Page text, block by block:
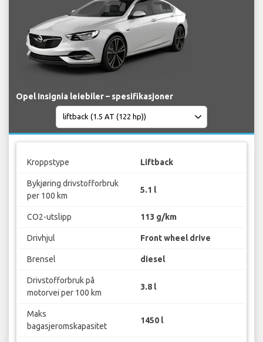
Opel Insignia leiebiler – spesifikasjoner
Kroppstype Liftback
Bykjøring drivstofforbruk
per 100 km
5.1 l
CO2-utslipp 113 g/km
Drivhjul Front wheel drive
Brensel diesel
Drivstofforbruk på
motorvei per 100 km
3.8 l
Maks
bagasjeromskapasitet
1450 l